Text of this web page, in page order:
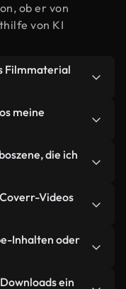
ob er von
von KI
Filmmaterial
ist eindeutig
was Sie
meine
Versionen
Formate,
während
und
werden.
die ich
im
Beschreiben Sie
generiert
Video für
entspricht.
Videos
Alle
sind lizenzfrei
aber immer
Inhalten oder
Coverr darf in
ein